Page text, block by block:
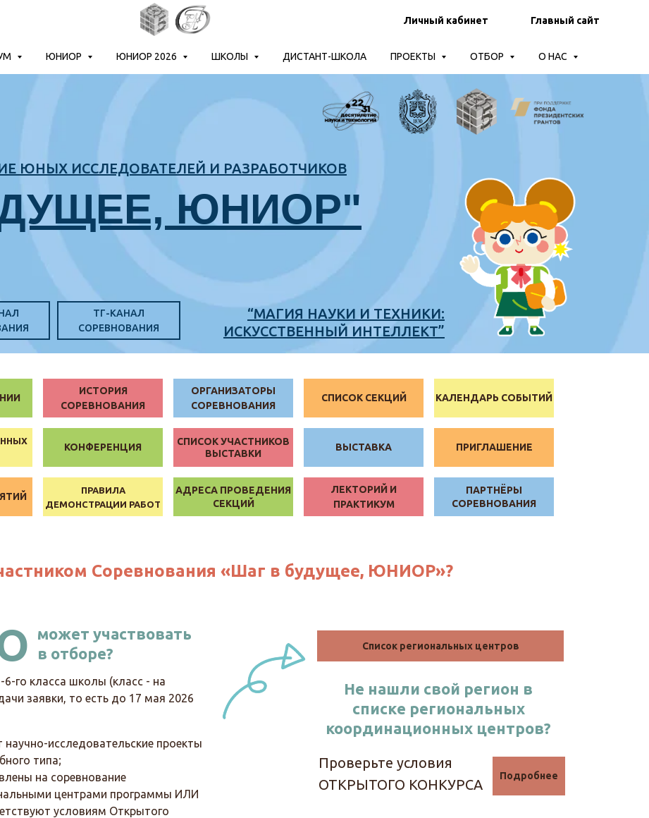
Личный кабинет Главный сайт
ЮНИОР ЮНИОР 2026 ШКОЛЫ ДИСТАНТ-ШКОЛА ПРОЕКТЫ ОТБОР О НАС
ЮНИОР"
ЮНЫХ ИССЛЕДОВАТЕЛЕЙ И РАЗРАБОТЧИКОВ
“МАГИЯ НАУКИ И ТЕХНИКИ:
ИСКУССТВЕННЫЙ ИНТЕЛЛЕКТ”
ТГ-КАНАЛ
СОРЕВНОВАНИЯ
КОНФЕРЕНЦИЯ
АДРЕСА ПРОВЕДЕНИЯ
СЕКЦИЙ
ИСТОРИЯ
СОРЕВНОВАНИЯ
СПИСОК УЧАСТНИКОВ
ВЫСТАВКИ
ЛЕКТОРИЙ И
ПРАКТИКУМ
ОРГАНИЗАТОРЫ
СОРЕВНОВАНИЯ
ВЫСТАВКА
ПАРТНЁРЫ
СОРЕВНОВАНИЯ
СПИСОК СЕКЦИЙ
ПРИГЛАШЕНИЕ
КАЛЕНДАРЬ СОБЫТИЙ
ПРАВИЛА
ДЕМОНСТРАЦИИ РАБОТ
Соревнования «Шаг в будущее, ЮНИОР»?
может участвовать
в отборе?
го класса школы (класс - на
заявки, то есть до 17 мая 2026
научно-исследовательские проекты
типа;
на соревнование
центрами программы ИЛИ
условиям Открытого
Список региональных центров
Не нашли свой регион в
списке региональных
координационных центров?
Проверьте условия
ОТКРЫТОГО КОНКУРСА
Подробнее